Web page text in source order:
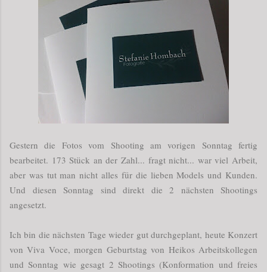
Gestern die Fotos vom Shooting am vorigen Sonntag fertig
bearbeitet. 173 Stück an der Zahl... fragt nicht... war viel Arbeit,
aber was tut man nicht alles für die lieben Models und Kunden.
Und diesen Sonntag sind direkt die 2 nächsten Shootings
angesetzt.
Ich bin die nächsten Tage wieder gut durchgeplant, heute Konzert
von Viva Voce, morgen Geburtstag von Heikos Arbeitskollegen
und Sonntag wie gesagt 2 Shootings (Konformation und freies